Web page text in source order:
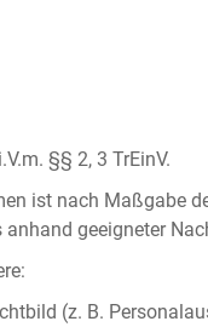
§§ 2, 3 TrEinV.
ist nach Maßgabe
geeigneter
(z. B.